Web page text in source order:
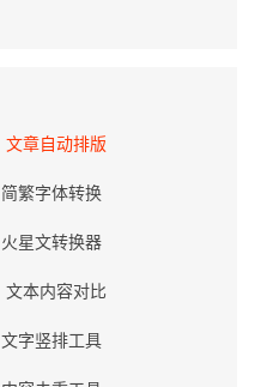
文章自动排版
简繁字体转换
火星文转换器
文本内容对比
文字竖排工具